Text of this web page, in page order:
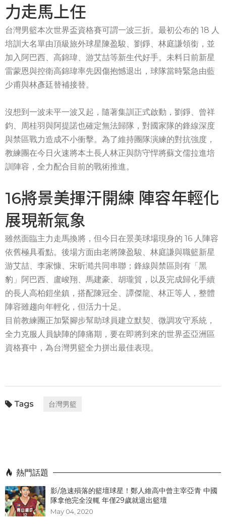
力走馬上任
台灣男籃本次世界盃資格賽可謂一波三折。最初公布的 18 人
培訓大名單由頂級旅外球星陳盈駿、劉錚、林庭謙領銜，並
加入阿巴西、高錦瑋、游艾喆等新生代好手。未料日前新星
雷蒙恩與控衛高錦瑋率先因傷抱憾退出，球隊當時緊急由藍
少甫與林彥廷替補接替。
沒想到一波未平一波又起，隨著集訓正式啟動，劉錚、曾祥
鈞、周桂羽與阿提諾也確定無法歸隊，對國家隊的鋒線深度
與禁區戰力造成不小衝擊。為了維持團隊演練的對抗強度，
教練團在今日火速將本土長人林正與防守悍將蘇文儒拉進培
訓陣容，全力配合目前的戰術推進。
16將景美揮汗開練 陣容年輕化
展現新氣象
雖然面臨主力走馬換將，但今日在景美球場現身的 16 人陣容
依舊極具看點。後場方面由老將陳盈駿、林庭謙與職籃新星
游艾喆、李家慷、宋昕澔共同串聯；鋒線與禁區則有「黑
豹」阿巴西、盧峻翔、馬建豪、胡瓏貿，以及完成歸化手續
的長人高柏鎧坐鎮，搭配陳冠全、譚傑龍、林正等人，整體
陣容雖趨向年輕化，但活力十足。
目前教練團正加緊腳步幫助球員建立默契、微調攻守系統，
全力克服人員缺陣的陣痛期，要在即將到來的世界盃亞洲區
資格賽中，為台灣男籃全力拼出最佳表現。
台灣男籃
熱門話題
影/急速殞落的籃壇球星！鄭人維高中曾主宰亞青 中國
隊拿他完全沒輒 年僅29歲就退出籃壇
May 04, 2020